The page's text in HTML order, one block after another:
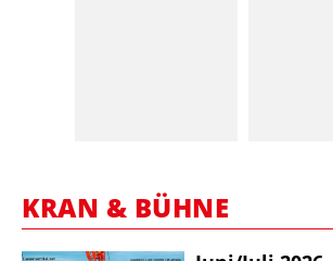
KRAN & BÜHNE